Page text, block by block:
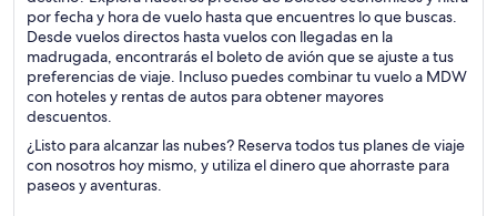
por fecha y hora de vuelo hasta que encuentres lo que buscas.
Desde vuelos directos hasta vuelos con llegadas en la
madrugada, encontrarás el boleto de avión que se ajuste a tus
preferencias de viaje. Incluso puedes combinar tu vuelo a MDW
con hoteles y rentas de autos para obtener mayores
descuentos.
¿Listo para alcanzar las nubes? Reserva todos tus planes de viaje
con nosotros hoy mismo, y utiliza el dinero que ahorraste para
paseos y aventuras.